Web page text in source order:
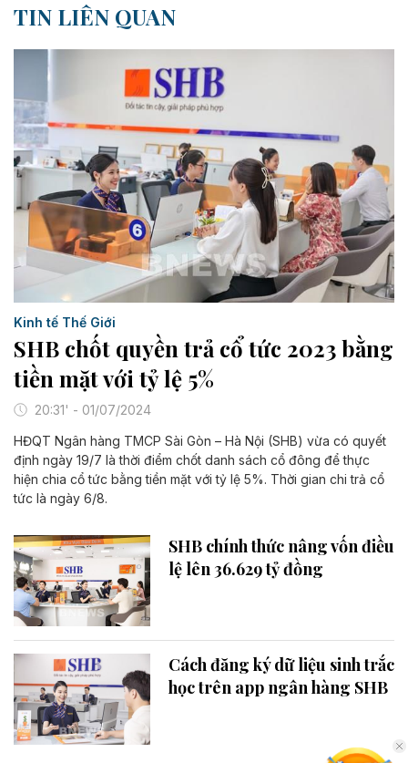
TIN LIÊN QUAN
Kinh tế Thế Giới
SHB chốt quyền trả cổ tức 2023 bằng
tiền mặt với tỷ lệ 5%
20:31' - 01/07/2024
HĐQT Ngân hàng TMCP Sài Gòn – Hà Nội (SHB) vừa có quyết
định ngày 19/7 là thời điểm chốt danh sách cổ đông để thực
hiện chia cổ tức bằng tiền mặt với tỷ lệ 5%. Thời gian chi trả cổ
tức là ngày 6/8.
SHB chính thức nâng vốn điều
lệ lên 36.629 tỷ đồng
Cách đăng ký dữ liệu sinh trắc
học trên app ngân hàng SHB